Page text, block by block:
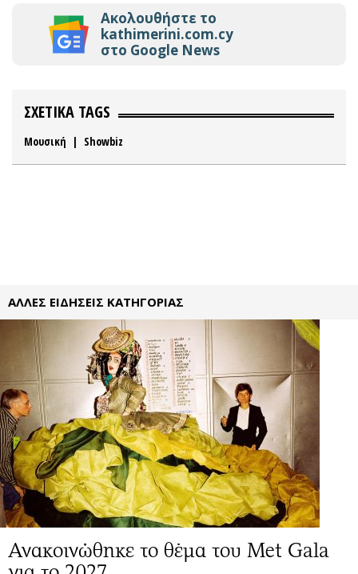
Ακολουθήστε το
kathimerini.com.cy
στο Google News
ΣΧΕΤΙΚΑ TAGS
Μουσική | Showbiz
ΑΛΛΕΣ ΕΙΔΗΣΕΙΣ ΚΑΤΗΓΟΡΙΑΣ
Ανακοινώθηκε το θέμα του Met Gala